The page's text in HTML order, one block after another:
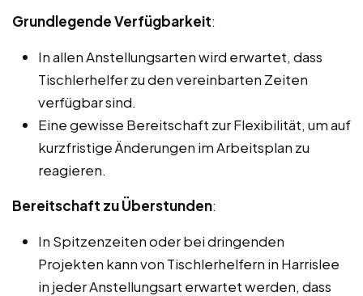
Grundlegende Verfügbarkeit:
In allen Anstellungsarten wird erwartet, dass
Tischlerhelfer zu den vereinbarten Zeiten
verfügbar sind.
Eine gewisse Bereitschaft zur Flexibilität, um auf
kurzfristige Änderungen im Arbeitsplan zu
reagieren.
Bereitschaft zu Überstunden:
In Spitzenzeiten oder bei dringenden
Projekten kann von Tischlerhelfern in Harrislee
in jeder Anstellungsart erwartet werden, dass